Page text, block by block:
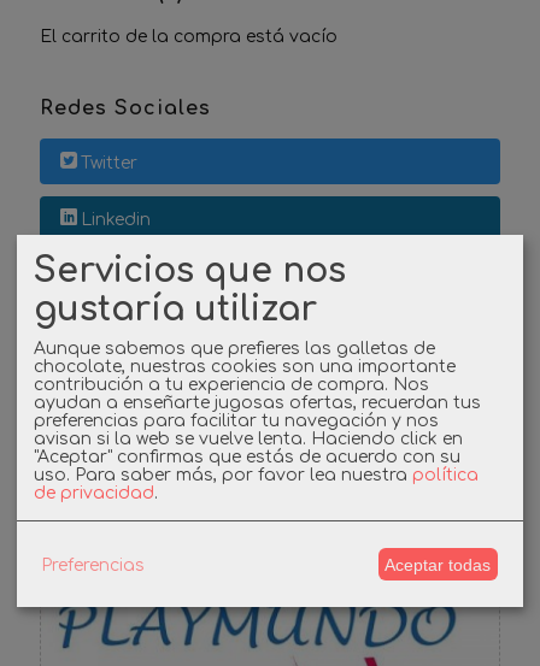
El carrito de la compra está vacío
Redes Sociales
Twitter
Linkedin
Instagram
Cupones
DESCUENTO BIENVENIDA
-3%
Servicios que nos
gustaría utilizar
Aunque sabemos que prefieres las galletas de
chocolate, nuestras cookies son una importante
contribución a tu experiencia de compra. Nos
ayudan a enseñarte jugosas ofertas, recuerdan tus
preferencias para facilitar tu navegación y nos
avisan si la web se vuelve lenta. Haciendo click en
"Aceptar" confirmas que estás de acuerdo con su
uso. Para saber más, por favor lea nuestra política
de privacidad.
Preferencias Aceptar todas